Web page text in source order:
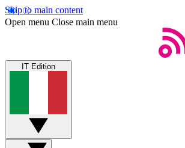
Skip to main content
Open menu Close main menu
IT Edition